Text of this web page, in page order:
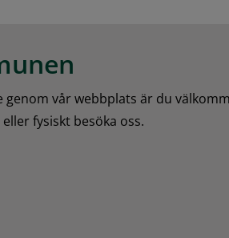
vår webbplats är du
fysiskt besöka oss.